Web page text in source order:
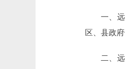
一、远郊
区、县政
二、远郊